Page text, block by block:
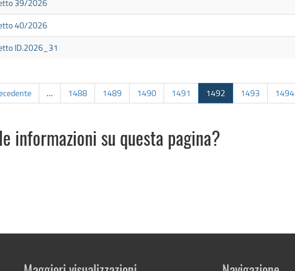
39/2026
40/2026
ID.2026_31
… 1488 1489 1490 1491 1492 1493 1494
informazioni su questa pagina?